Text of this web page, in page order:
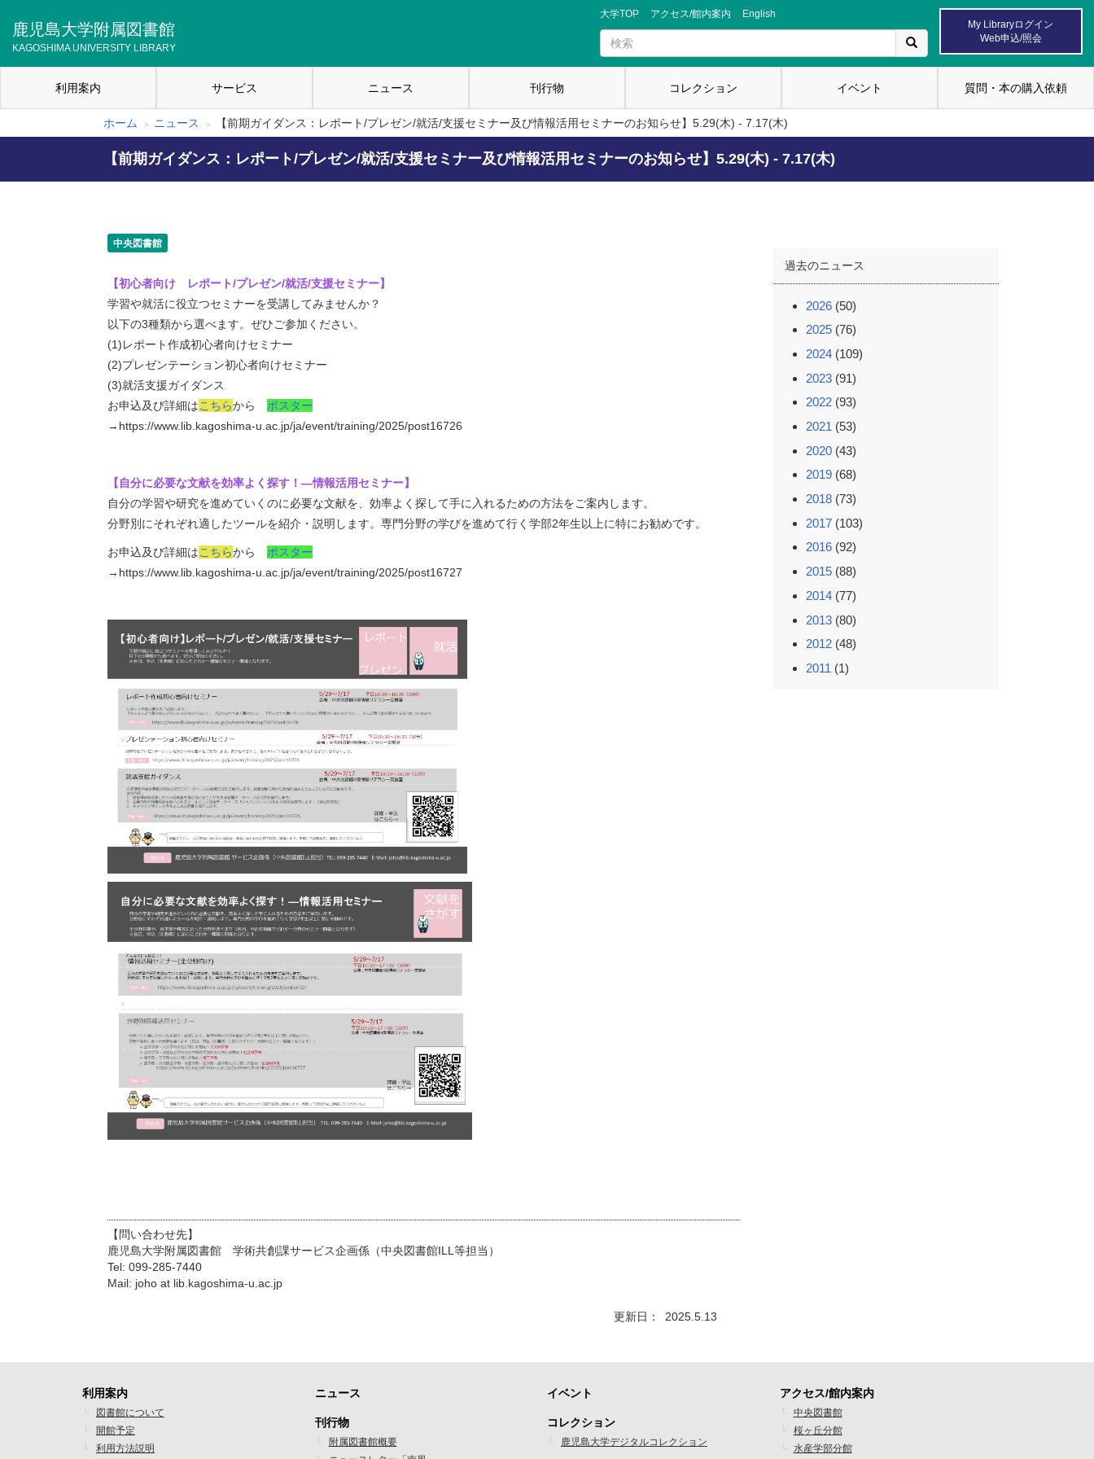
ン
に
鹿児島大学附属図書館
KAGOSHIMA UNIVERSITY LIBRARY
大学TOP アクセス/館内案内
English
My Libraryログイン
Web申込/照会
ナ
利用案内 サービス ニュース 刊行物 コレクション イベント 質問・本の購入依頼
パ
ホーム ニュース 【前期ガイダンス：レポート/プレゼン/就活/支援セミナー及び情報活用セミナーのお知らせ】5.29(木) - 7.17(木)
【前期ガイダンス：レポート/プレゼン/就活/支援セミナー及び情報活用セミナーのお知らせ】5.29(木) - 7.17(木)
中央図書館
【初心者向け レポート/プレゼン/就活/支援セミナー】
学習や就活に役立つセミナーを受講してみませんか？
以下の3種類から選べます。ぜひご参加ください。
(1)レポート作成初心者向けセミナー
(2)プレゼンテーション初心者向けセミナー
(3)就活支援ガイダンス
お申込及び詳細はこちらから ポスター
→https://www.lib.kagoshima-u.ac.jp/ja/event/training/2025/post16726
【自分に必要な文献を効率よく探す！―情報活用セミナー】
自分の学習や研究を進めていくのに必要な文献を、効率よく探して手に入れるための方法をご案内します。
分野別にそれぞれ適したツールを紹介・説明します。専門分野の学びを進めて行く学部2年生以上に特にお勧めです。
お申込及び詳細はこちらから ポスター
→https://www.lib.kagoshima-u.ac.jp/ja/event/training/2025/post16727
【問い合わせ先】
鹿児島大学附属図書館 学術共創課サービス企画係（中央図書館ILL等担当）
Tel: 099-285-7440
Mail: joho at lib.kagoshima-u.ac.jp
更新日 2025.5.13
過去のニュース
2026(50)
2025(76)
2024(109)
2023(91)
2022(93)
2021 (53)
2020(43)
2019(68)
2018(73)
2017(103)
2016(92)
2015(88)
2014(77)
2013(80)
2012(48)
2011 (1)
フ
ッ
利用案内
図書館について
開館予定
利用方法説明
フ
ッ
ニュース
刊行物
附属図書館概要
フ
ッ
イベント
コレクション
鹿児島大学デジタルコレクション
フ
ッ
アクセス/館内案内
中央図書館
桜ヶ丘分館
水産学部分館